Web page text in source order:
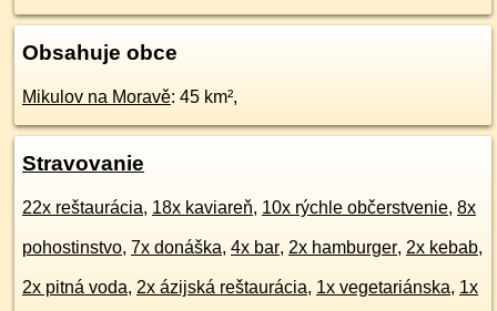
Obsahuje obce
Mikulov na Moravě: 45 km²,
Stravovanie
22x reštaurácia, 18x kaviareň, 10x rýchle občerstvenie, 8x
pohostinstvo, 7x donáška, 4x bar, 2x hamburger, 2x kebab,
2x pitná voda, 2x ázijská reštaurácia, 1x vegetariánska, 1x